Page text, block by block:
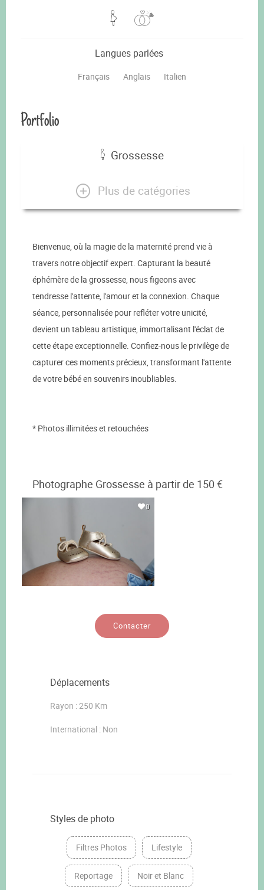
Langues parlées
Français Anglais Italien
Portfolio
Grossesse
Plus de catégories
Bienvenue, où la magie de la maternité prend vie à
travers notre objectif expert. Capturant la beauté
éphémère de la grossesse, nous figeons avec
tendresse l'attente, l'amour et la connexion. Chaque
séance, personnalisée pour refléter votre unicité,
devient un tableau artistique, immortalisant l'éclat de
cette étape exceptionnelle. Confiez-nous le privilège de
capturer ces moments précieux, transformant l'attente
de votre bébé en souvenirs inoubliables.
* Photos illimitées et retouchées
Photographe Grossesse à partir de 150 €
0
Contacter
Déplacements
Rayon : 250 Km
International : Non
Styles de photo
Filtres Photos Lifestyle
Reportage Noir et Blanc